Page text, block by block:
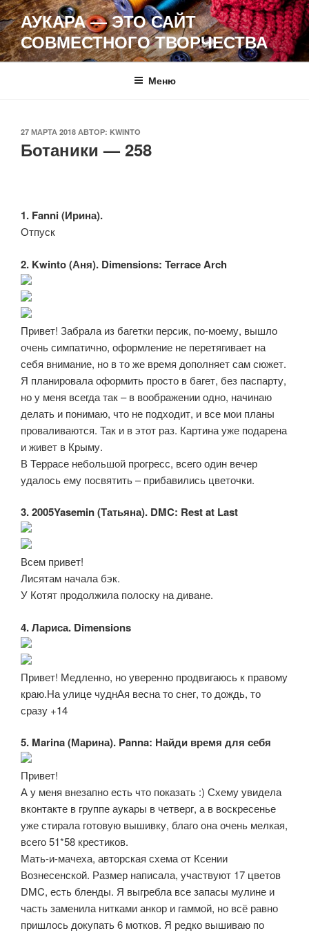
Перейти
к
содержимому
АУКАРА — ЭТО САЙТ
СОВМЕСТНОГО ТВОРЧЕСТВА
Меню
ОПУБЛИКОВАНО
27 МАРТА 2018 АВТОР: KWINTO
Ботаники — 258
1. Fanni (Ирина).
Отпуск
2. Kwinto (Аня). Dimensions: Terrace Arch
Привет! Забрала из багетки персик, по-моему, вышло
очень симпатично, оформление не перетягивает на
себя внимание, но в то же время дополняет сам сюжет.
Я планировала оформить просто в багет, без паспарту,
но у меня всегда так – в воображении одно, начинаю
делать и понимаю, что не подходит, и все мои планы
проваливаются. Так и в этот раз. Картина уже подарена
и живет в Крыму.
В Террасе небольшой прогресс, всего один вечер
удалось ему посвятить – прибавились цветочки.
3. 2005Yasemin (Татьяна). DMC: Rest at Last
Всем привет!
Лисятам начала бэк.
У Котят продолжила полоску на диване.
4. Лариса. Dimensions
Привет! Медленно, но уверенно продвигаюсь к правому
краю.На улице чуднАя весна то снег, то дождь, то
сразу +14
5. Marina (Марина). Panna: Найди время для себя
Привет!
А у меня внезапно есть что показать :) Схему увидела
вконтакте в группе аукары в четверг, а в воскресенье
уже стирала готовую вышивку, благо она очень мелкая,
всего 51*58 крестиков.
Мать-и-мачеха, авторская схема от Ксении
Вознесенской. Размер написала, участвуют 17 цветов
DMC, есть бленды. Я выгребла все запасы мулине и
часть заменила нитками анкор и гаммой, но всё равно
пришлось докупать 6 мотков. Я редко вышиваю по